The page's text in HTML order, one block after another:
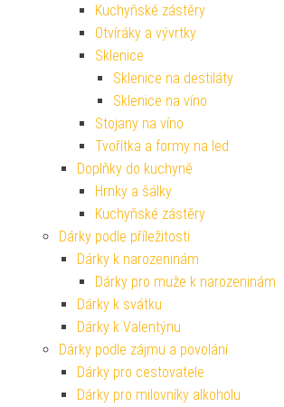
Kuchyňské zástěry
Otvíráky a vývrtky
Sklenice
Sklenice na destiláty
Sklenice na víno
Stojany na víno
Tvořítka a formy na led
Doplňky do kuchyně
Hrnky a šálky
Kuchyňské zástěry
Dárky podle příležitosti
Dárky k narozeninám
Dárky pro muže k narozeninám
Dárky k svátku
Dárky k Valentýnu
Dárky podle zájmu a povolání
Dárky pro cestovatele
Dárky pro milovníky alkoholu